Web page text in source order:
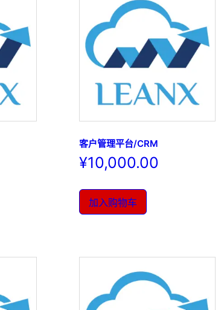
客户管理平台/CRM
¥10,000.00
加入购物车